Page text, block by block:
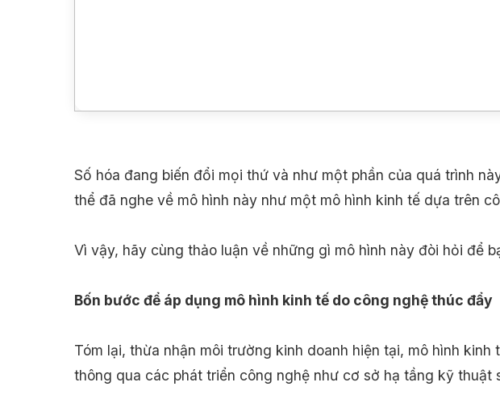
Số hóa đang biến đổi mọi thứ và như một phần của quá trình
thể đã nghe về mô hình này như một mô hình kinh tế dựa trên
Vì vậy, hãy cùng thảo luận về những gì mô hình này đòi hỏi để
Bốn bước để áp dụng mô hình kinh tế do công nghệ thúc đẩy
Tóm lại, thừa nhận môi trường kinh doanh hiện tại, mô hình
thông qua các phát triển công nghệ như cơ sở hạ tầng kỹ thuật